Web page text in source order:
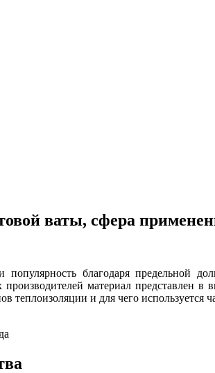
ваты, сфера
благодаря предельной
материал представлен
теплоизоляции и для чего используется